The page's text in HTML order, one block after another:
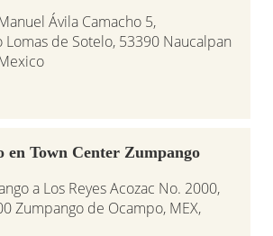
Ávila Camacho 5,
de Sotelo, 53390 Naucalpan
en Town Center Zumpango
a Los Reyes Acozac No. 2000,
Zumpango de Ocampo, MEX,